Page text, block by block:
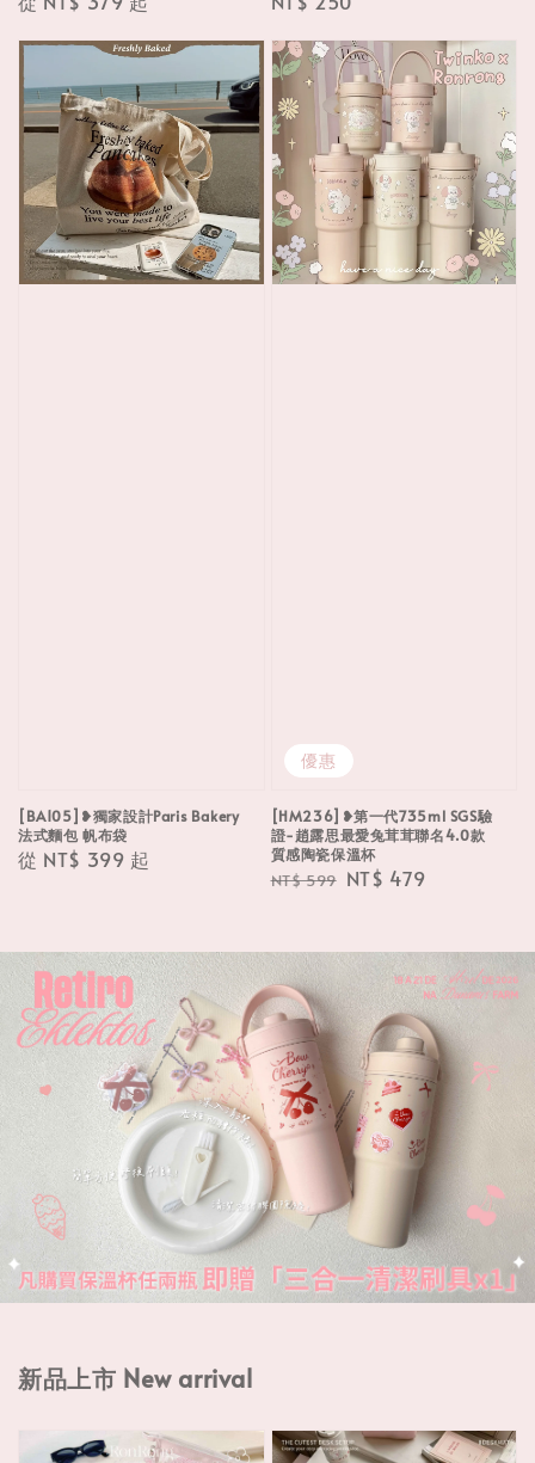
[BA105]❥獨家設計Paris Bakery
法式麵包 帆布袋
Regular
從 NT$ 399 起
優惠
[HM236]❥第一代735ml SGS驗
證-趙露思最愛兔茸茸聯名4.0款
質感陶瓷保溫杯
Regular
NT$ 599 Sale
NT$ 479
新品上市 New arrival